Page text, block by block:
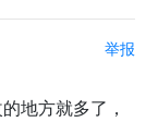
举报
地方就多了，